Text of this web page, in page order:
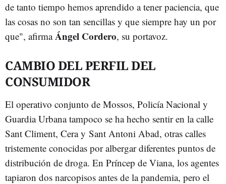
de tanto tiempo hemos aprendido a tener paciencia, que
las cosas no son tan sencillas y que siempre hay un por
que", afirmaÁngel Cordero, su portavoz.
CAMBIO DEL PERFIL DEL
CONSUMIDOR
El operativo conjunto de Mossos, Policía Nacional y
Guardia Urbana tampoco se ha hecho sentir en la calle
Sant Climent, Cera y Sant Antoni Abad, otras calles
tristemente conocidas por albergar diferentes puntos de
distribución de droga. En Príncep de Viana, los agentes
tapiaron dos narcopisos antes de la pandemia, pero el